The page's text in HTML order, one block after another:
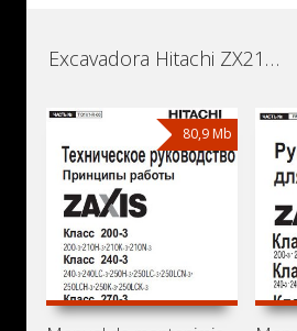
Excavadora Hitachi ZX210K-3 (Zaxis 210K-3) Manuales de Usuario, Manuales de Instrucciones (Reparación) y Mantenimiento Descargar Gratis
80,9 Mb